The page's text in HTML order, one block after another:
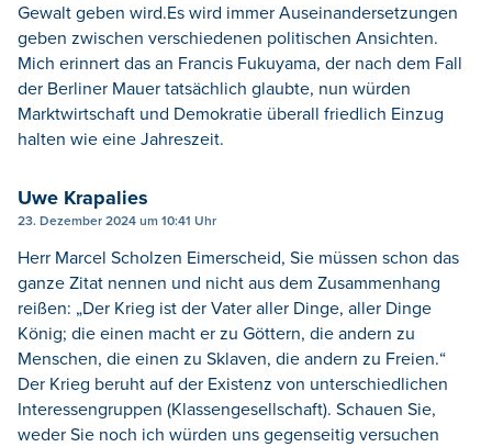
Gewalt geben wird.Es wird immer Auseinandersetzungen
geben zwischen verschiedenen politischen Ansichten.
Mich erinnert das an Francis Fukuyama, der nach dem Fall
der Berliner Mauer tatsächlich glaubte, nun würden
Marktwirtschaft und Demokratie überall friedlich Einzug
halten wie eine Jahreszeit.
Uwe Krapalies
23. Dezember 2024 um 10:41 Uhr
Herr Marcel Scholzen Eimerscheid, Sie müssen schon das
ganze Zitat nennen und nicht aus dem Zusammenhang
reißen: „Der Krieg ist der Vater aller Dinge, aller Dinge
König; die einen macht er zu Göttern, die andern zu
Menschen, die einen zu Sklaven, die andern zu Freien.“
Der Krieg beruht auf der Existenz von unterschiedlichen
Interessengruppen (Klassengesellschaft). Schauen Sie,
weder Sie noch ich würden uns gegenseitig versuchen